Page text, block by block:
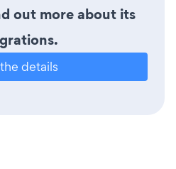
out more about its
details